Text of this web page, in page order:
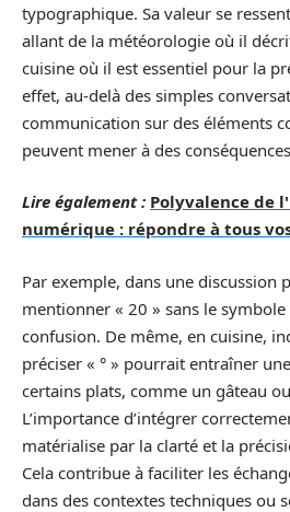
typographique. Sa valeur se
allant de la météorologie où il
cuisine où il est essentiel pour la
effet, au-delà des simples
communication sur des éléments
peuvent mener à des
Lire également : Polyvalence de
numérique : répondre à tous
Par exemple, dans une discussion
mentionner « 20 » sans le
confusion. De même, en cuisine,
préciser « ° » pourrait entraîner
certains plats, comme un gâteau
L’importance d’intégrer
matérialise par la clarté et la
Cela contribue à faciliter les
dans des contextes techniques ou